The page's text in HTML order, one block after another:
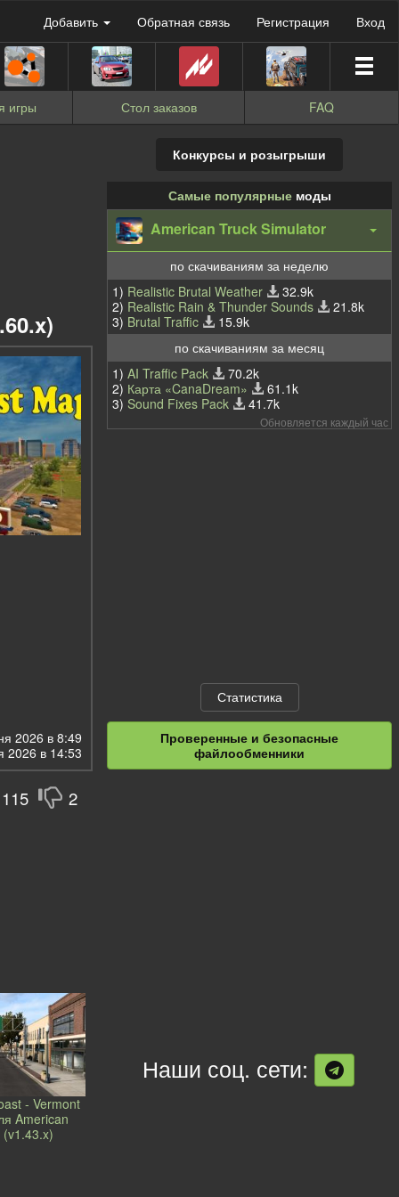
Добавить Обратная связь Регистрация Вход
игры Стол заказов FAQ
2026 в 8:49
2026 в 14:53
115 2
- Vermont
American
Конкурсы и розыгрыши
Самые популярныемоды
American Truck Simulator
по скачиваниям за неделю
1) Realistic Brutal Weather
32.9k
2) Realistic Rain & Thunder Sounds
21.8k
3) Brutal Traffic
15.9k
по скачиваниям за месяц
1) AI Traffic Pack
70.2k
2) Карта «CanaDream»
61.1k
3) Sound Fixes Pack 41.7k
Обновляется каждый час
Статистика
Проверенные и безопасные
файлообменники
Наши соц. сети: